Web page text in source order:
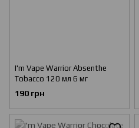
I'm Vape Warrior Absenthe
Tobacco 120 мл 6 мг
190 грн